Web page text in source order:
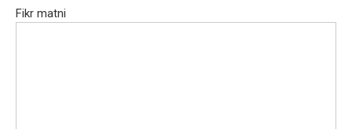
Fikr matni